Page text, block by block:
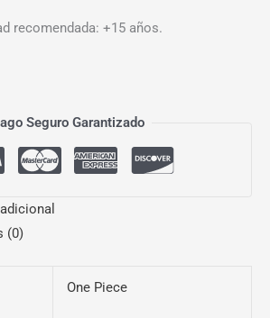
recomendada: +15 años.
Seguro Garantizado
(0)
One Piece